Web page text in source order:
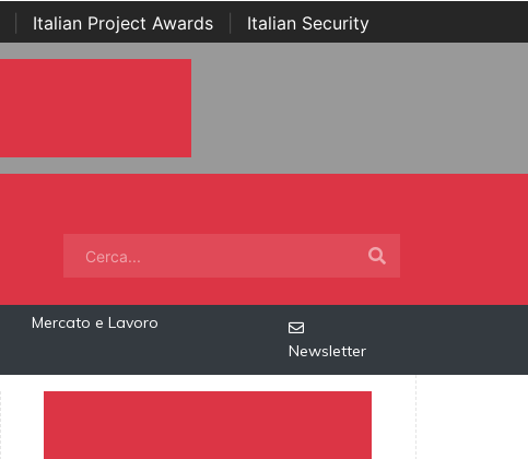
Italian Project Awards
Italian Security
Mercato e Lavoro
Newsletter